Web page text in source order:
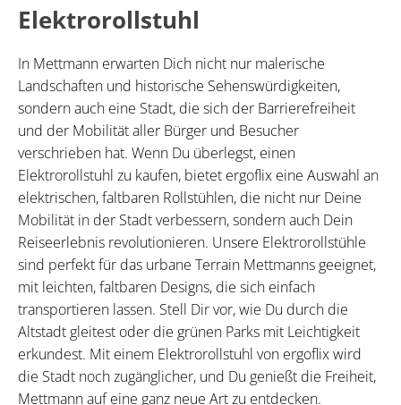
Elektrorollstuhl
In Mettmann erwarten Dich nicht nur malerische
Landschaften und historische Sehenswürdigkeiten,
sondern auch eine Stadt, die sich der Barrierefreiheit
und der Mobilität aller Bürger und Besucher
verschrieben hat. Wenn Du überlegst, einen
Elektrorollstuhl zu kaufen, bietet ergoflix eine Auswahl an
elektrischen, faltbaren Rollstühlen, die nicht nur Deine
Mobilität in der Stadt verbessern, sondern auch Dein
Reiseerlebnis revolutionieren. Unsere Elektrorollstühle
sind perfekt für das urbane Terrain Mettmanns geeignet,
mit leichten, faltbaren Designs, die sich einfach
transportieren lassen. Stell Dir vor, wie Du durch die
Altstadt gleitest oder die grünen Parks mit Leichtigkeit
erkundest. Mit einem Elektrorollstuhl von ergoflix wird
die Stadt noch zugänglicher, und Du genießt die Freiheit,
Mettmann auf eine ganz neue Art zu entdecken.